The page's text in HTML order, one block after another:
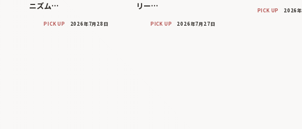
ニズム…
PICK UP 2026年7月28日
リー…
PICK UP 2026年7月27日
PICK UP 2026